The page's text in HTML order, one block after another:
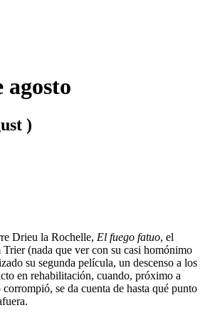
agosto
)
Drieu la Rochelle, El fuego fatuo, el
Trier (nada que ver con su casi homónimo
su segunda película, un descenso a los
en rehabilitación, cuando, próximo a
se da cuenta de hasta qué punto